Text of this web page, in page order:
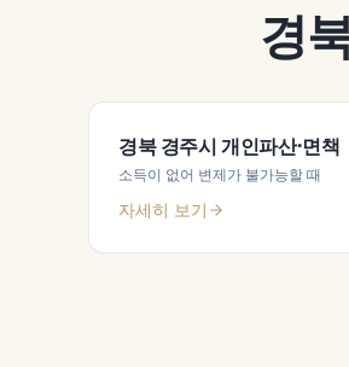
경
경북 경주시개인파산·면책
소득이 없어 변제가 불가능할 때
자세히 보기